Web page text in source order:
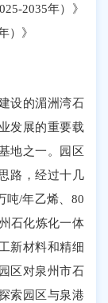
2035年）》
）》
设的湄洲湾石
发展的重要载
地之一。园区
路，经过十几
吨/年乙烯、80
石化炼化一体
新材料和精细
区对泉州市石
索园区与泉港